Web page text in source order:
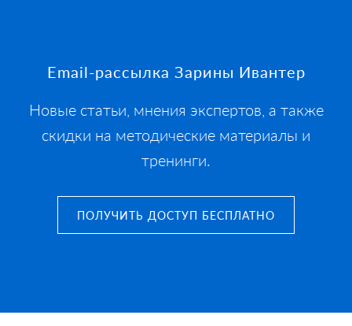
Footer
Email-рассылка Зарины Ивантер
Новые статьи, мнения экспертов, а также
скидки на методические материалы и
тренинги.
ПОЛУЧИТЬ ДОСТУП БЕСПЛАТНО